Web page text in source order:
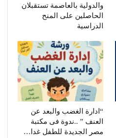
والدولية بالعاصمة تستقبلان
الحاصلين على المنح
الدراسية
“ادارة الغضب والبعد عن
العنف ” ..ندوة فى مكتبة
مصر الجديدة للطفل غدا…